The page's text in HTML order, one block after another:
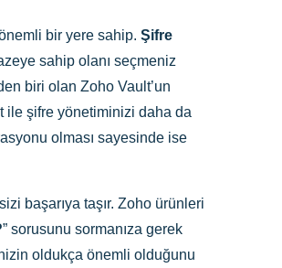
bir yere sahip. Şifre
sahip olanı seçmeniz
biri olan Zoho Vault’un
ile şifre yönetiminizi daha da
olması sayesinde ise
başarıya taşır. Zoho ürünleri
” sorusunu sormanıza gerek
oldukça önemli olduğunu